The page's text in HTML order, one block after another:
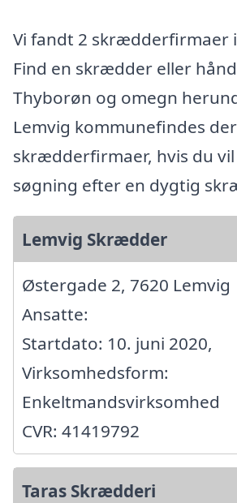
Vi fandt 2 skrædderfirmaer
Find en skrædder eller
Thyborøn og omegn
Lemvig kommunefindes
skrædderfirmaer, hvis du
søgning efter en dygtig
Lemvig Skrædder
Østergade 2, 7620 Lemvig
Ansatte:
Startdato: 10. juni 2020,
Virksomhedsform:
Enkeltmandsvirksomhed
CVR: 41419792
Taras Skrædderi